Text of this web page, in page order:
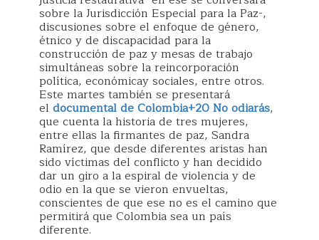
sobre la Jurisdicción Especial para la Paz-,
discusiones sobre el enfoque de género,
étnico y de discapacidad para la
construcción de paz y mesas de trabajo
simultáneas sobre la reincorporación
política, económicay sociales, entre otros.
Este martes también se presentará
el documental de Colombia+20 No odiarás,
que cuenta la historia de tres mujeres,
entre ellas la firmantes de paz, Sandra
Ramírez, que desde diferentes aristas han
sido víctimas del conflicto y han decidido
dar un giro a la espiral de violencia y de
odio en la que se vieron envueltas,
conscientes de que ese no es el camino que
permitirá que Colombia sea un país
diferente.